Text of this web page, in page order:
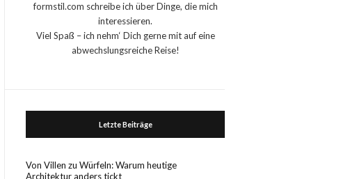
formstil.com schreibe ich über Dinge, die mich
interessieren.
Viel Spaß – ich nehm‘ Dich gerne mit auf eine
abwechslungsreiche Reise!
Letzte Beiträge
Von Villen zu Würfeln: Warum heutige
Architektur anders tickt